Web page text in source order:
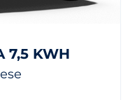
7,5 KWH